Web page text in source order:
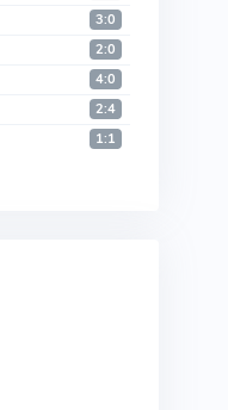
3:0
2:0
4:0
2:4
1:1